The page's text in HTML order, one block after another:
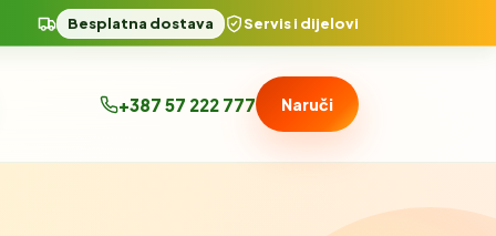
Besplatna dostava Servis i dijelovi
+387 57 222 777 Naruči